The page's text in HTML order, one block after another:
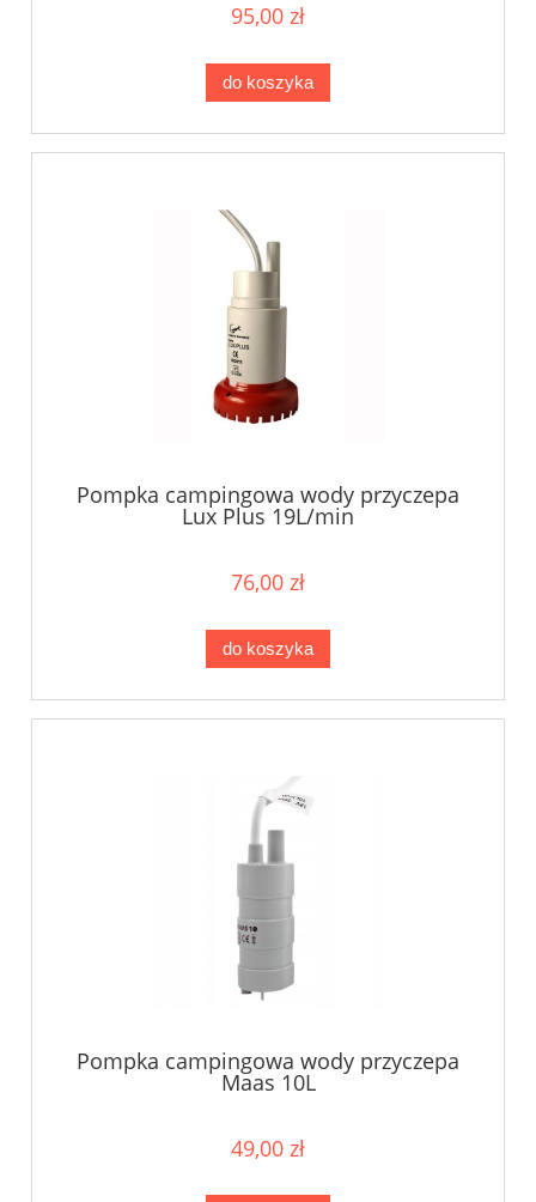
95,00 zł
do koszyka
Pompka campingowa wody przyczepa
Lux Plus 19L/min
76,00 zł
do koszyka
Pompka campingowa wody przyczepa
Maas 10L
49,00 zł